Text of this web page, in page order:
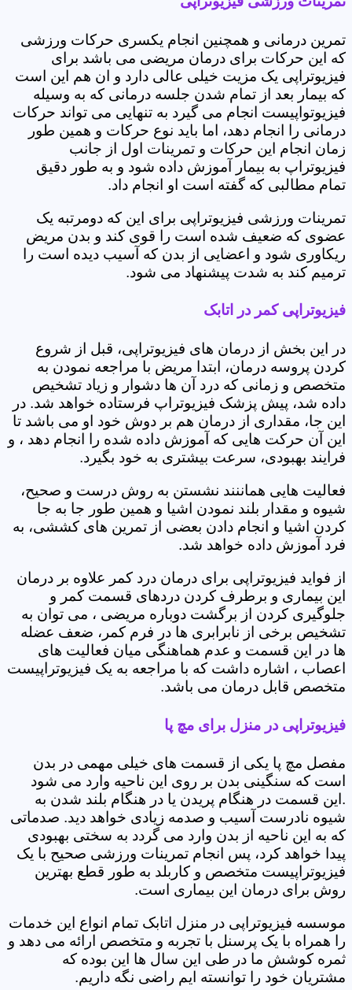
تمرین درمانی و همچنین انجام یکسری حرکات ورزشی
که این حرکات برای درمان مریضی می باشد برای
فیزیوتراپی یک مزیت خیلی عالی دارد و ان هم این است
که بیمار بعد از تمام شدن جلسه درمانی که به وسیله
فیزیوتواپیست انجام می گیرد به تنهایی می تواند حرکات
درمانی را انجام دهد، اما باید نوع حرکات و همین طور
زمان انجام این حرکات و تمرینات اول از جانب
فیزیوتراپ به بیمار آموزش داده شود و به طور دقیق
تمام مطالبی که گفته است او انجام داد.
تمرینات ورزشی فیزیوتراپی برای این که دومرتبه یک
عضوی که ضعیف شده است را قوی کند و بدن مریض
ریکاوری شود و اعضایی از بدن که آسیب دیده است را
ترمیم کند به شدت پیشنهاد می شود.
فیزیوتراپی کمر در اتابک
در این بخش از درمان های فیزیوتراپی، قبل از شروع
کردن پروسه درمان، ابتدا مریض با مراجعه نمودن به
متخصص و زمانی که درد آن ها دشوار و زیاد تشخیص
داده شد، پیش پزشک فیزیوتراپ فرستاده خواهد شد. در
این جا، مقداری از درمان هم بر دوش خود او می باشد تا
این آن حرکت هایی که آموزش داده شده را انجام دهد ، و
فرایند بهبودی، سرعت بیشتری به خود بگیرد.
فعالیت هایی هماننند نشستن به روش درست و صحیح،
شیوه و مقدار بلند نمودن اشیا و همین طور جا به جا
کردن اشیا و انجام دادن بعضی از تمرین های کششی، به
فرد آموزش داده خواهد شد.
از فواید فیزیوتراپی برای درمان درد کمر علاوه بر درمان
این بیماری و برطرف کردن دردهای قسمت کمر و
جلوگیری کردن از برگشت دوباره مریضی ، می توان به
تشخیص برخی از نابرابری ها در فرم کمر، ضعف عضله
ها در این قسمت و عدم هماهنگی میان فعالیت های
اعصاب ، اشاره داشت که با مراجعه به یک فیزیوتراپیست
متخصص قابل درمان می باشد.
فیزیوتراپی در منزل برای مچ پا
مفصل مچ پا یکی از قسمت های خیلی مهمی در بدن
است که سنگینی بدن بر روی این ناحیه وارد می شود
.این قسمت در هنگام پریدن یا در هنگام بلند شدن به
شیوه نادرست آسیب و صدمه زیادی خواهد دید. صدماتی
که به این ناحیه از بدن وارد می گردد به سختی بهبودی
پیدا خواهد کرد، پس انجام تمرینات ورزشی صحیح با یک
فیزیوتراپیست متخصص و کاربلد به طور قطع بهترین
روش برای درمان این بیماری است.
موسسه فیزیوتراپی در منزل اتابک تمام انواع این خدمات
را همراه با یک پرسنل با تجربه و متخصص ارائه می دهد و
ثمره کوشش ما در طی این سال ها این بوده که
مشتریان خود را توانسته ایم راضی نگه داریم.